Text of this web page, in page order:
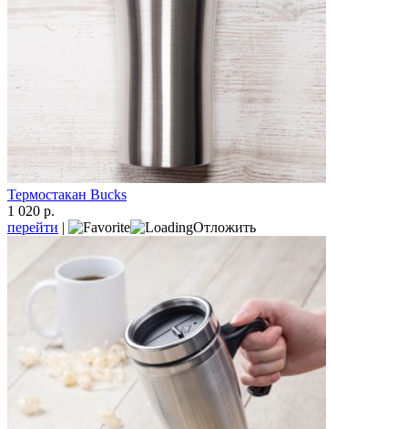
Термостакан Bucks
1 020 р.
перейти | Отложить